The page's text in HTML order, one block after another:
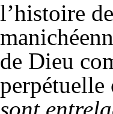
l’histoire
de Dieu
sont